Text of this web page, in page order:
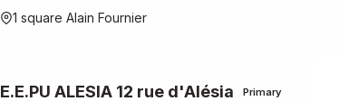
1 square Alain Fournier
E.E.PU ALESIA 12 rue d'Alésia Primary